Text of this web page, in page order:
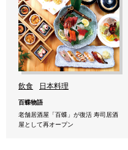
飲食 日本料理
百蝶物語
老舗居酒屋「百蝶」が復活 寿司居酒
屋として再オープン